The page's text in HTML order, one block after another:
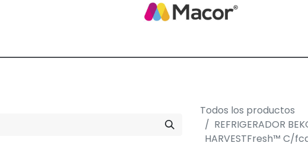
Todos los productos
REFRIGERADOR
HARVESTFresh™ C/